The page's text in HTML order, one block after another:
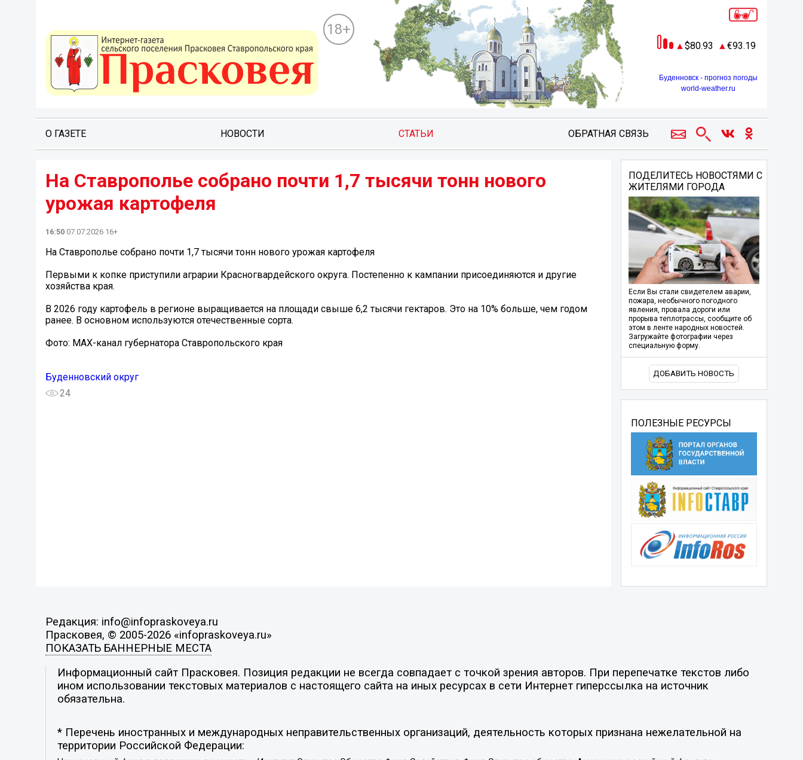
18+
80.93 93.19
Буденновск - прогноз погоды
world-weather.ru
О ГАЗЕТЕ НОВОСТИ СТАТЬИ ОБРАТНАЯ СВЯЗЬ
На Ставрополье собрано почти 1,7 тысячи тонн нового
урожая картофеля
16:50 07.07.2026 16+
На Ставрополье собрано почти 1,7 тысячи тонн нового урожая картофеля
Первыми к копке приступили аграрии Красногвардейского округа. Постепенно к кампании присоединяются и другие
хозяйства края.
В 2026 году картофель в регионе выращивается на площади свыше 6,2 тысячи гектаров. Это на 10% больше, чем годом
ранее. В основном используются отечественные сорта.
Фото: МАХ-канал губернатора Ставропольского края
Буденновский округ
24
ПОДЕЛИТЕСЬ НОВОСТЯМИ С
ЖИТЕЛЯМИ ГОРОДА
Если Вы стали свидетелем аварии,
пожара, необычного погодного
явления, провала дороги или
прорыва теплотрассы, сообщите об
этом в ленте народных новостей.
Загружайте фотографии через
специальную форму.
ДОБАВИТЬ НОВОСТЬ
ПОЛЕЗНЫЕ РЕСУРСЫ
Редакция: info@infopraskoveya.ru
Прасковея, © 2005-2026 «infopraskoveya.ru»
ПОКАЗАТЬ БАННЕРНЫЕ МЕСТА
Информационный сайт Прасковея. Позиция редакции не всегда совпадает с точкой зрения авторов. При перепечатке текстов либо
ином использовании текстовых материалов с настоящего сайта на иных ресурсах в сети Интернет гиперссылка на источник
обязательна.
* Перечень иностранных и международных неправительственных организаций, деятельность которых признана нежелательной на
территории Российской Федерации: